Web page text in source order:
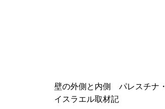
壁の外側と内側 パレスチナ・
イスラエル取材記